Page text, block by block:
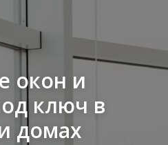
окон и
ключ в
домах